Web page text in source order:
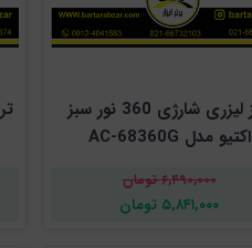
تراز لیزری شارژی 360 نور سبز
اکتیو مدل AC-68360G
۶,۴۹۰,۰۰۰ تومان
۵,۸۴۱,۰۰۰ تومان